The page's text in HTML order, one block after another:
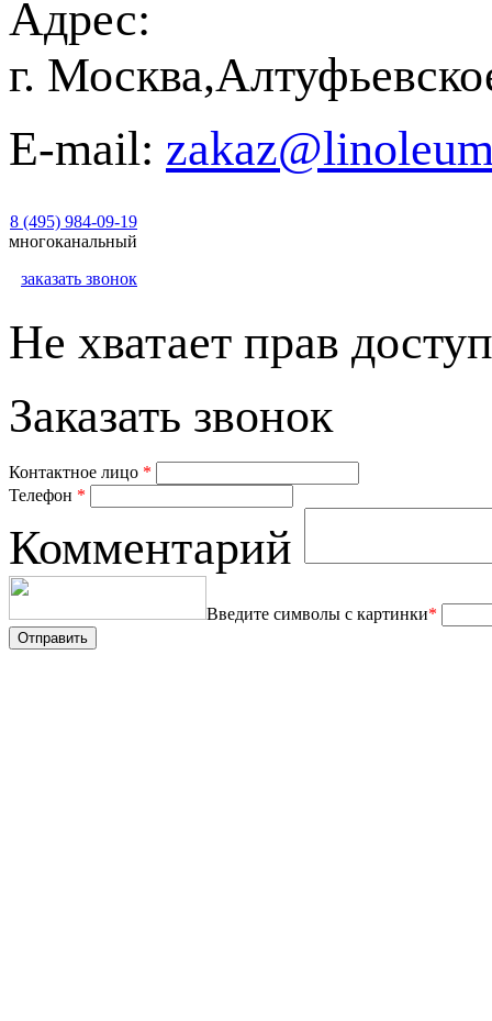
Адрес:
г.
E-mail:
8 (495) 984-09-19
многоканальный
заказать звонок
Не хватает прав
Заказать звонок
Контактное лицо *
Телефон *
Комментарий
Введите символы с картинки*